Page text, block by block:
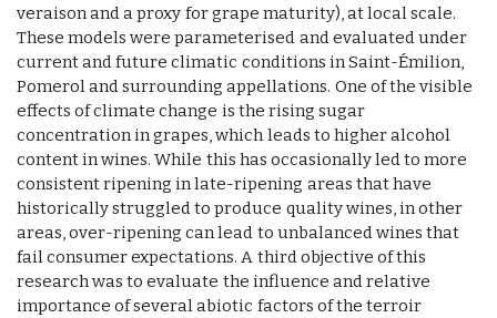
veraison and a proxy for grape maturity), at local scale.
These models were parameterised and evaluated under
current and future climatic conditions in Saint-Émilion,
Pomerol and surrounding appellations. One of the visible
effects of climate change is the rising sugar
concentration in grapes, which leads to higher alcohol
content in wines. While this has occasionally led to more
consistent ripening in late-ripening areas that have
historically struggled to produce quality wines, in other
areas, over-ripening can lead to unbalanced wines that
fail consumer expectations. A third objective of this
research was to evaluate the influence and relative
importance of several abiotic factors of the terroir